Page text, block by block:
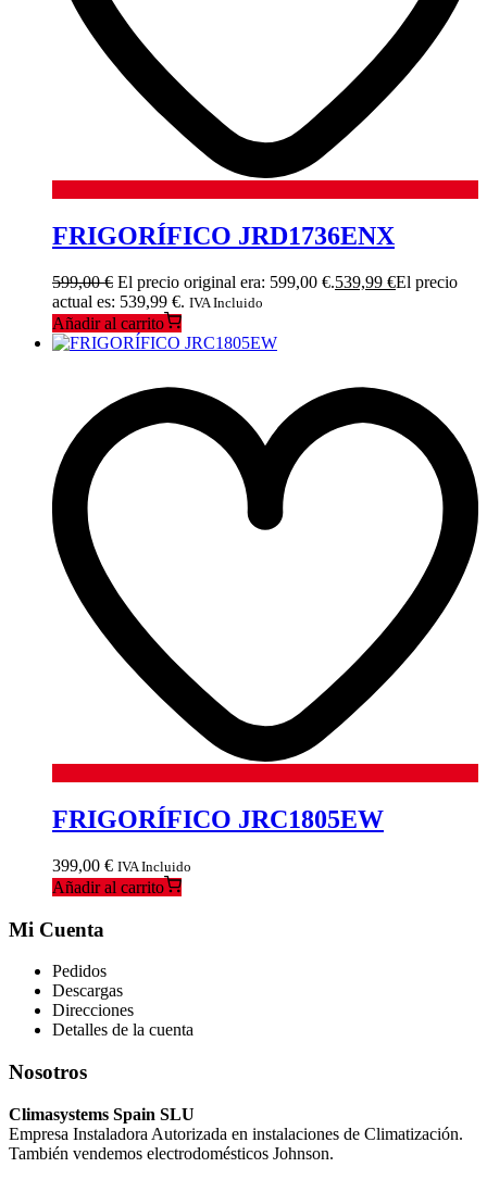
FRIGORÍFICO JRD1736ENX
599,00€ El precio original era: 599,00 €.539,99 €El precio
actual es: 539,99 €. IVA Incluido
Añadir al carrito
FRIGORÍFICO JRC1805EW
399,00 € IVA Incluido
Añadir al carrito
Mi Cuenta
Pedidos
Descargas
Direcciones
Detalles de la cuenta
Nosotros
Climasystems Spain SLU
Empresa Instaladora Autorizada en instalaciones de Climatización.
También vendemos electrodomésticos Johnson.